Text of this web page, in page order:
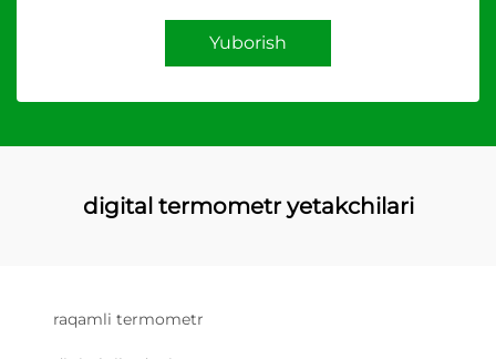
Yuborish
digital termometr yetakchilari
raqamli termometr